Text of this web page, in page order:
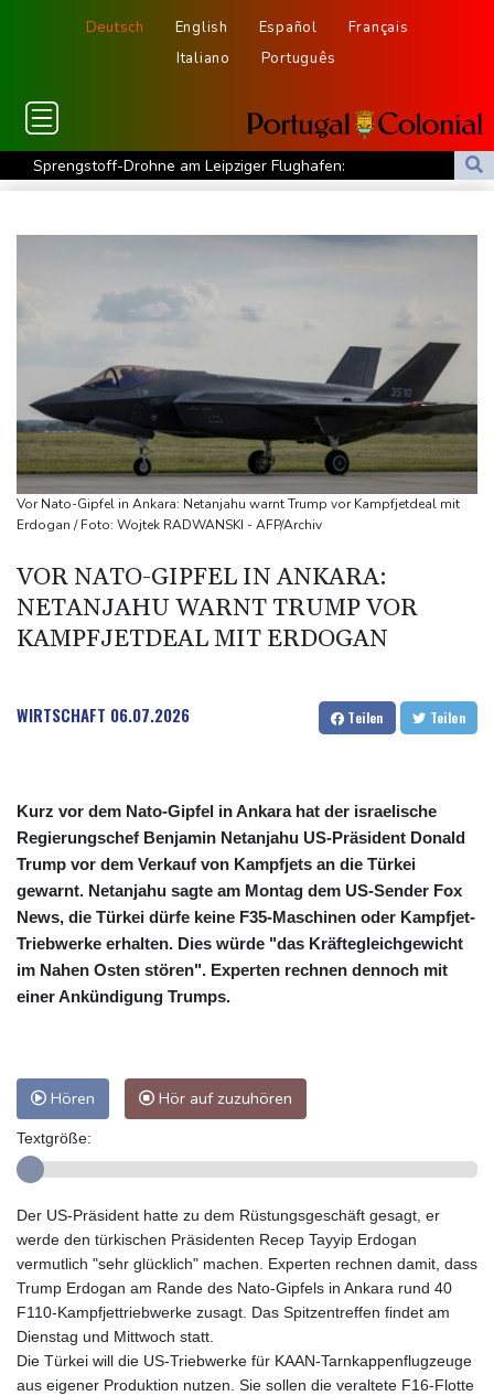
Deutsch English Español
Français
Italiano
Português
Sprengstoff-Drohne am Leipziger Flughafen:
Bundesanwaltschaft übernimmt Ermittlungen
Regierung und Opposition in Venezuela beginnen offiziellen
Dialog - ohne Machado
USA wollen bei Visa-Anträgen offenbar Online-Aktivitäten noch
stärker überprüfen
Röwekamp: Innenministerium muss zentral für Drohnenabwehr
zuständig sein
Trump unternimmt neuen Vorstoß im Streit um US-
Staatsbürgerschaft
Erdogan reist zu Dreier-Gipfel mit Pakistan nach Saudi-Arabien
58 Soldaten im Jemen bei Huthi-Angriffen getötet - Regierung
kündigt Vergeltung an
UEFA hält an FIFA-Boykott fest - CAF hält zu Infantino
Vor Nato-Gipfel in Ankara: Netanjahu warnt Trump vor Kampfjetdeal mit
Erdogan / Foto: Wojtek RADWANSKI - AFP/Archiv
VOR NATO-GIPFEL IN ANKARA:
NETANJAHU WARNT TRUMP VOR
KAMPFJETDEAL MIT ERDOGAN
WIRTSCHAFT 06.07.2026 Teilen Teilen
Kurz vor dem Nato-Gipfel in Ankara hat der israelische
Regierungschef Benjamin Netanjahu US-Präsident Donald
Trump vor dem Verkauf von Kampfjets an die Türkei
gewarnt. Netanjahu sagte am Montag dem US-Sender Fox
News, die Türkei dürfe keine F35-Maschinen oder Kampfjet-
Triebwerke erhalten. Dies würde "das Kräftegleichgewicht
im Nahen Osten stören". Experten rechnen dennoch mit
einer Ankündigung Trumps.
Hören Hör auf zuzuhören
Textgröße:
Der US-Präsident hatte zu dem Rüstungsgeschäft gesagt, er
werde den türkischen Präsidenten Recep Tayyip Erdogan
vermutlich "sehr glücklich" machen. Experten rechnen damit, dass
Trump Erdogan am Rande des Nato-Gipfels in Ankara rund 40
F110-Kampfjettriebwerke zusagt. Das Spitzentreffen findet am
Dienstag und Mittwoch statt.
Die Türkei will die US-Triebwerke für KAAN-Tarnkappenflugzeuge
aus eigener Produktion nutzen. Sie sollen die veraltete F16-Flotte